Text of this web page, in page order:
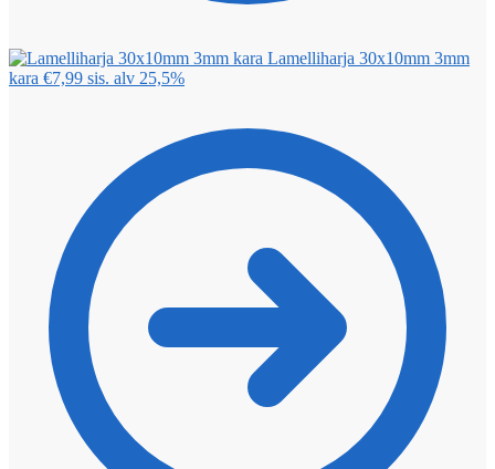
Lamelliharja 30x10mm 3mm
kara €7,99 sis. alv 25,5%